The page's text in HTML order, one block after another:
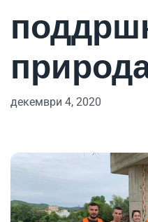
декември 4, 2020